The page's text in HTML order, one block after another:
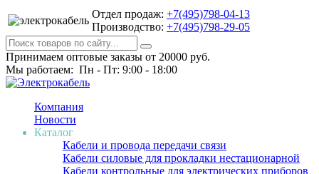
Отдел продаж: +7(495)798-04-13
Производство: +7(495)798-29-05
Принимаем оптовые заказы от 20000 руб.
Мы работаем: Пн - Пт: 9:00 - 18:00
Компания
Новости
Каталог
Кабели и провода передачи связи
Кабели силовые для прокладки нестационарной
Кабели контрольные для электрических приборов